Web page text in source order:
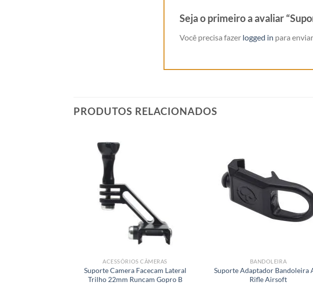
Seja o primeiro a avaliar
Você precisa fazer logged in para
PRODUTOS RELACIONADOS
ACESSÓRIOS CÂMERAS
Suporte Camera Facecam Lateral
Trilho 22mm Runcam Gopro B
BANDOLEIRA
Suporte Adaptador Bandoleira
Rifle Airsoft